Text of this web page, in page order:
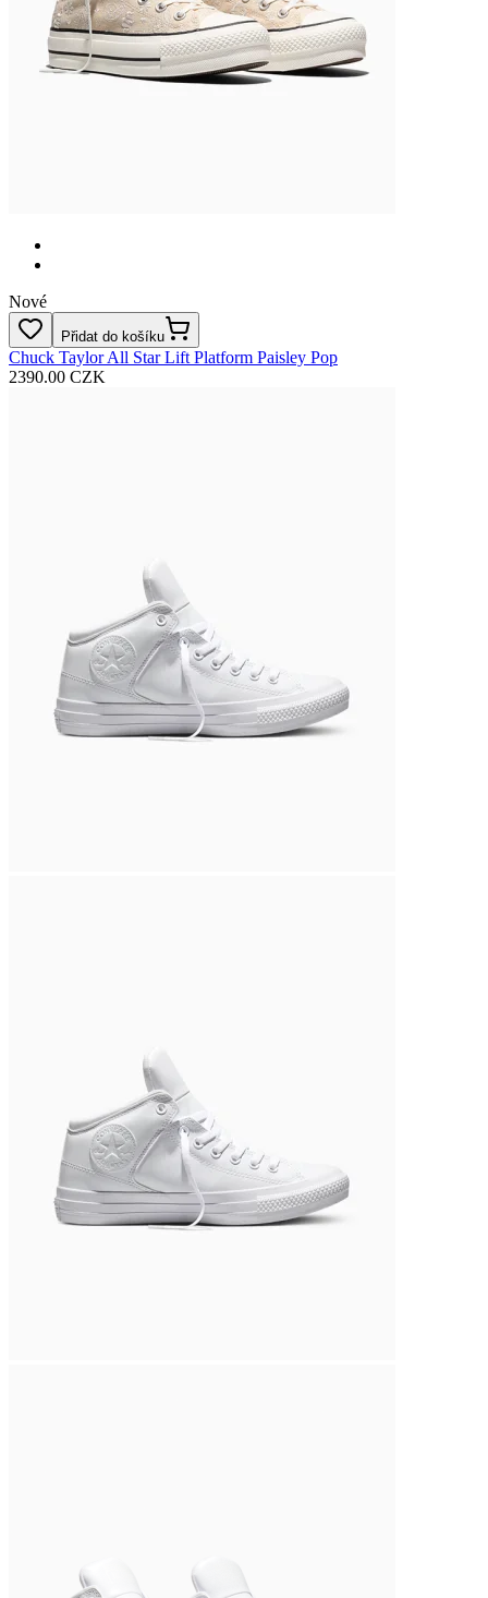
Nové
Přidat do košíku
Chuck Taylor All Star Lift Platform Paisley Pop
2390.00 CZK